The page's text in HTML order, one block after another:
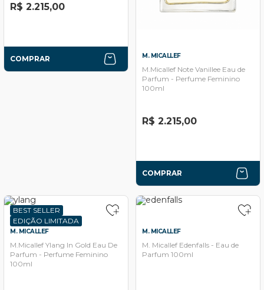
R$ 2.215,00
COMPRAR M. MICALLEF
M.Micallef Note Vanillee Eau de
Parfum - Perfume Feminino
100ml
R$ 2.215,00
COMPRAR
BEST SELLER
EDIÇÃO LIMITADA
M. MICALLEF
M.Micallef Ylang In Gold Eau De
Parfum - Perfume Feminino
100ml
M. MICALLEF
M. Micallef Edenfalls - Eau de
Parfum 100ml